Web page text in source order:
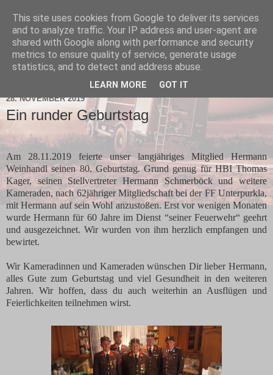
28. NOVEMBER 2019
Ein runder Geburtstag
Am 28.11.2019 feierte unser langjähriges Mitglied Hermann
Weinhandl seinen 80. Geburtstag. Grund genug für HBI Thomas
Kager, seinen Stellvertreter Hermann Schmerböck und weitere
Kameraden, nach 62jähriger Mitgliedschaft bei der FF Unterpurkla,
mit Hermann auf sein Wohl anzustoßen. Erst vor wenigen Monaten
wurde Hermann für 60 Jahre im Dienst “seiner Feuerwehr“ geehrt
und ausgezeichnet. Wir wurden von ihm herzlich empfangen und
bewirtet.
Wir Kameradinnen und Kameraden wünschen Dir lieber Hermann,
alles Gute zum Geburtstag und viel Gesundheit in den weiteren
Jahren. Wir hoffen, dass du auch weiterhin an Ausflügen und
Feierlichkeiten teilnehmen wirst.
This site uses cookies from Google to deliver its services
and to analyze traffic. Your IP address and user-agent are
shared with Google along with performance and security
metrics to ensure quality of service, generate usage
statistics, and to detect and address abuse.
LEARN MORE GOT IT